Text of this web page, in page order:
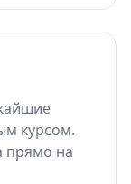
курсом.
прямо на